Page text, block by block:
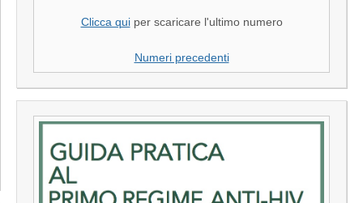
Clicca quiper scaricare l'ultimo numero
Numeri precedenti